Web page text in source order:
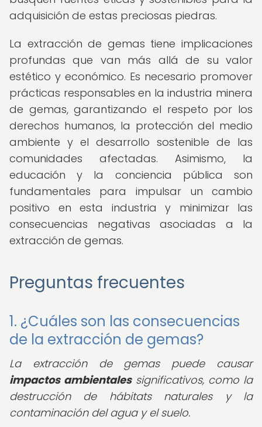
adquisición de estas preciosas piedras.
La extracción de gemas tiene implicaciones
profundas que van más allá de su valor
estético y económico. Es necesario promover
prácticas responsables en la industria minera
de gemas, garantizando el respeto por los
derechos humanos, la protección del medio
ambiente y el desarrollo sostenible de las
comunidades afectadas. Asimismo, la
educación y la conciencia pública son
fundamentales para impulsar un cambio
positivo en esta industria y minimizar las
consecuencias negativas asociadas a la
extracción de gemas.
Preguntas frecuentes
1. ¿Cuáles son las consecuencias
de la extracción de gemas?
La extracción de gemas puede causar
impactos ambientalessignificativos, como la
destrucción de hábitats naturales y la
contaminación del agua y el suelo.